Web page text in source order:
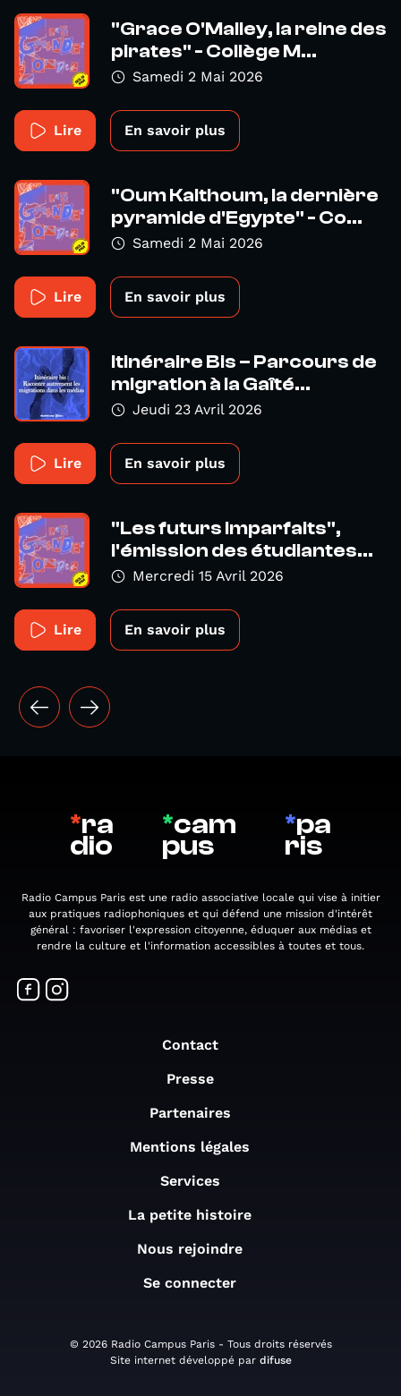
"Grace O'Malley, la reine des
pirates" - Collège M...
Samedi 2 Mai 2026
Lire En savoir plus
"Oum Kalthoum, la dernière
pyramide d'Egypte" - Co...
Samedi 2 Mai 2026
Lire En savoir plus
Itinéraire Bis – Parcours de
migration à la Gaîté...
Jeudi 23 Avril 2026
Lire En savoir plus
"Les futurs imparfaits",
l'émission des étudiantes...
Mercredi 15 Avril 2026
Lire En savoir plus
*ra
dio
*cam
pus
*pa
ris
Radio Campus Paris est une radio associative locale qui vise à initier
aux pratiques radiophoniques et qui défend une mission d'intérêt
général : favoriser l'expression citoyenne, éduquer aux médias et
rendre la culture et l'information accessibles à toutes et tous.
Contact
Presse
Partenaires
Mentions légales
Services
La petite histoire
Nous rejoindre
Se connecter
© 2026 Radio Campus Paris - Tous droits réservés
Site internet développé par difuse